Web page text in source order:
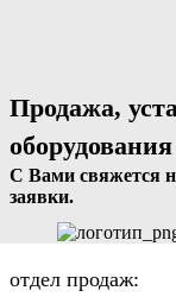
Продажа,
оборудования
С Вами свяжется
заявки.
отдел продаж: